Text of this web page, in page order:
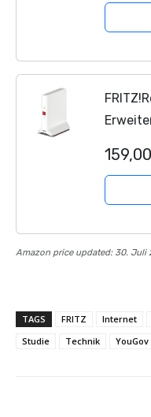
Amazon price updated: 30. Juli
TAGS FRITZ Internet
Studie
Technik YouGov